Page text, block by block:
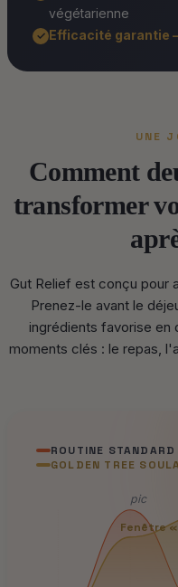
végétarienne
✓ Efficacité garantie
UNE
Comment
transformer
Gut Relief est conçu pour
Prenez-le avant le
ingrédients favorise en
moments clés : le repas,
ROUTINE STANDARD
GOLDEN TREE
pic
Fenêtre